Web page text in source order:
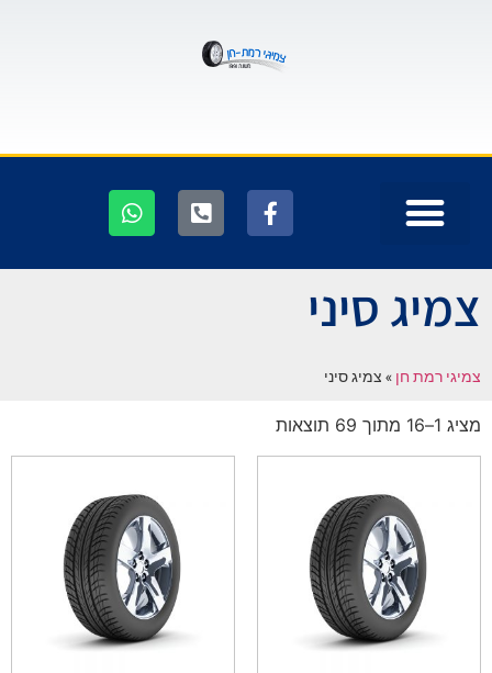
צמיג סיני
צמיגי רמת חן » צמיג סיני
מציג 1–16 מתוך 69 תוצאות